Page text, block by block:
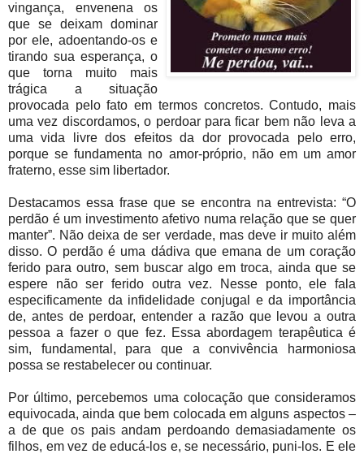
vingança, envenena os
que se deixam dominar
por ele, adoentando-os e
tirando sua esperança, o
que torna muito mais
trágica a situação
provocada pelo fato em termos concretos. Contudo, mais
uma vez discordamos, o perdoar para ficar bem não leva a
uma vida livre dos efeitos da dor provocada pelo erro,
porque se fundamenta no amor-próprio, não em um amor
fraterno, esse sim libertador.
Destacamos essa frase que se encontra na entrevista: “O
perdão é um investimento afetivo numa relação que se quer
manter”. Não deixa de ser verdade, mas deve ir muito além
disso. O perdão é uma dádiva que emana de um coração
ferido para outro, sem buscar algo em troca, ainda que se
espere não ser ferido outra vez. Nesse ponto, ele fala
especificamente da infidelidade conjugal e da importância
de, antes de perdoar, entender a razão que levou a outra
pessoa a fazer o que fez. Essa abordagem terapêutica é
sim, fundamental, para que a convivência harmoniosa
possa se restabelecer ou continuar.
Por último, percebemos uma colocação que consideramos
equivocada, ainda que bem colocada em alguns aspectos –
a de que os pais andam perdoando demasiadamente os
filhos, em vez de educá-los e, se necessário, puni-los. E ele